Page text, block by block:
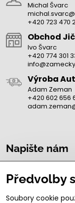
Michal Švarc
+420 723 470
Obchod
Ivo Švarc
+420 774 301
Výroba
Adam Zeman
+420 602 656
Napište nám
Zde vyplňte
Předvolby
Soubory cookie